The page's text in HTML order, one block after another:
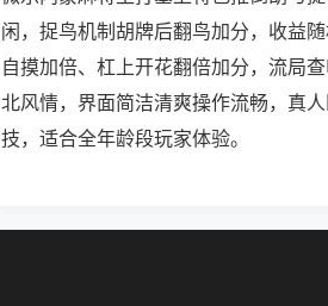
闲，捉鸟机制胡牌后翻鸟加分，收益
自摸加倍、杠上开花翻倍加分，流局
北风情，界面简洁清爽操作流畅，真
技，适合全年龄段玩家体验。